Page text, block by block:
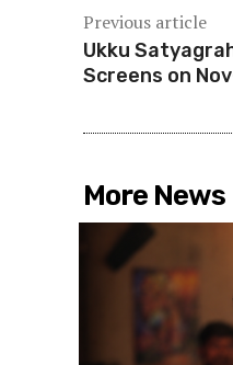
Previous article
Ukku
Screens on
More News